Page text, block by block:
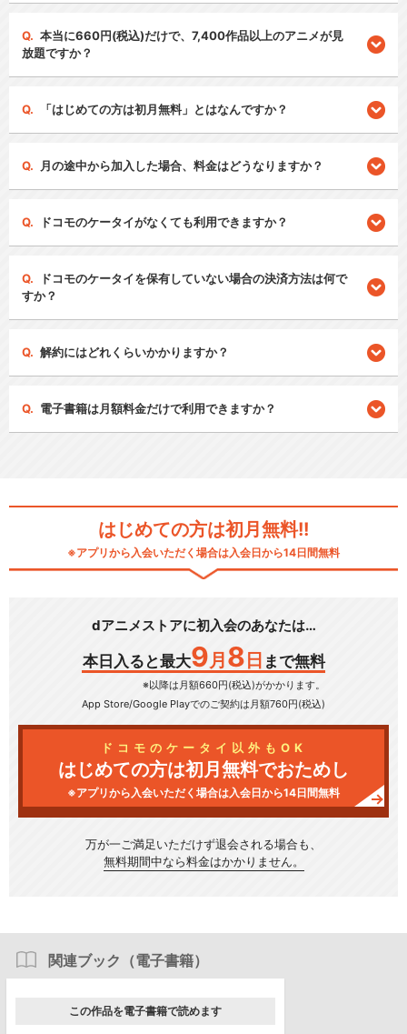
本当に660円(税込)だけで、7,400作品以上のアニメが見
放題ですか？
「はじめての方は初月無料」とはなんですか？
月の途中から加入した場合、料金はどうなりますか？
ドコモのケータイがなくても利用できますか？
ドコモのケータイを保有していない場合の決済方法は何で
すか？
解約にはどれくらいかかりますか？
電子書籍は月額料金だけで利用できますか？
はじめての方は初月無料!!
※アプリから入会いただく場合は入会日から14日間無料
dアニメストアに初入会のあなたは…
本日入ると最大9 月 8 日 まで無料
※以降は月額660円(税込)がかかります。
App Store/Google Playでのご契約は月額760円(税込)
ドコモのケータイ以外もOK
はじめての方は初月無料でおためし
※アプリから入会いただく場合は入会日から14日間無料
万が一ご満足いただけず退会される場合も、
無料期間中なら料金はかかりません。
関連ブック（電子書籍）
この作品を電子書籍で読めます